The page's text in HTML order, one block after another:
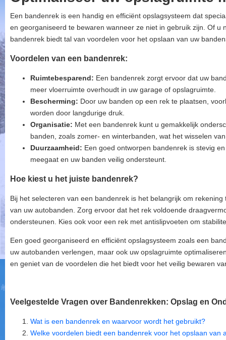
Een bandenrek is een handig en efficiënt opslagsysteem dat
en georganiseerd te bewaren wanneer ze niet in gebruik zijn. Of u
bandenrek biedt tal van voordelen voor het opslaan van uw
Voordelen van een bandenrek:
Ruimtebesparend: Een bandenrek zorgt ervoor dat uw
meer vloerruimte overhoudt in uw garage of opslagruimte.
Bescherming: Door uw banden op een rek te plaatsen,
worden door langdurige druk.
Organisatie: Met een bandenrek kunt u gemakkelijk
banden, zoals zomer- en winterbanden, wat het wisselen
Duurzaamheid: Een goed ontworpen bandenrek is stevig
meegaat en uw banden veilig ondersteunt.
Hoe kiest u het juiste bandenrek?
Bij het selecteren van een bandenrek is het belangrijk om
van uw autobanden. Zorg ervoor dat het rek voldoende
ondersteunen. Kies ook voor een rek met antislipvoeten om
Een goed georganiseerd en efficiënt opslagsysteem zoals een
uw autobanden verlengen, maar ook uw opslagruimte
en geniet van de voordelen die het biedt voor het veilig bewaren
Veelgestelde Vragen over Bandenrekken: Opslag en
Wat is een bandenrek en waarvoor wordt het gebruikt?
Welke voordelen biedt een bandenrek voor het opslaan van